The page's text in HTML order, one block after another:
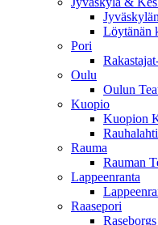
Löytänän
Pori
Oulu
Oulun
Kuopio
Kuopion
Rauma
Rauman
Lappeenranta
Raasepori